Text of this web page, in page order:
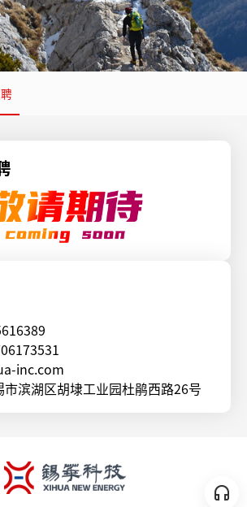
inc.com
滨湖区胡埭工业园杜鹃西路26号